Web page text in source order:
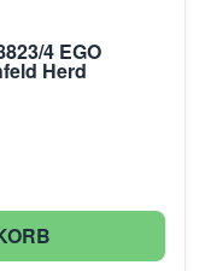
4 EGO
Herd